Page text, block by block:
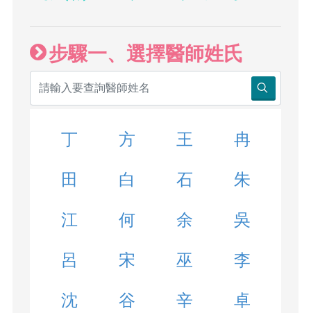
步驟一、選擇醫師姓氏
丁 方 王 冉
田 白 石 朱
江 何 余 吳
呂 宋 巫 李
沈 谷 辛 卓